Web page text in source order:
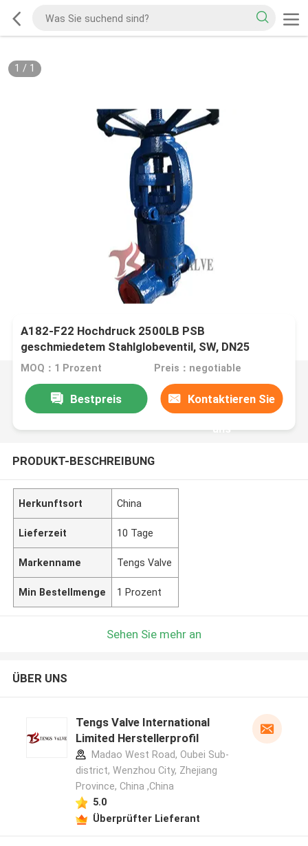
1 / 1
A182-F22 Hochdruck 2500LB PSB
geschmiedetem Stahlglobeventil, SW, DN25
MOQ：1 Prozent Preis：negotiable
Bestpreis Kontaktieren Sie
uns
PRODUKT-BESCHREIBUNG
Herkunftsort China
Lieferzeit 10 Tage
Markenname Tengs Valve
Min Bestellmenge 1 Prozent
Sehen Sie mehr an
ÜBER UNS
Tengs Valve International
Limited Herstellerprofil
Madao West Road, Oubei Sub-
district, Wenzhou City, Zhejiang
Province, China ,China
5.0
Überprüfter Lieferant